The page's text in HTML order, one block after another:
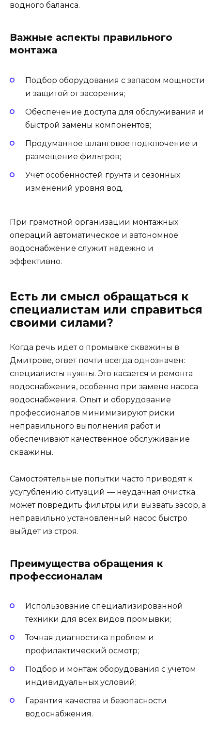
водного баланса.
Важные аспекты правильного
монтажа
Подбор оборудования с запасом мощности
и защитой от засорения;
Обеспечение доступа для обслуживания и
быстрой замены компонентов;
Продуманное шланговое подключение и
размещение фильтров;
Учёт особенностей грунта и сезонных
изменений уровня вод.
При грамотной организации монтажных
операций автоматическое и автономное
водоснабжение служит надежно и
эффективно.
Есть ли смысл обращаться к
специалистам или справиться
своими силами?
Когда речь идет о промывке скважины в
Дмитрове, ответ почти всегда однозначен:
специалисты нужны. Это касается и ремонта
водоснабжения, особенно при замене насоса
водоснабжения. Опыт и оборудование
профессионалов минимизируют риски
неправильного выполнения работ и
обеспечивают качественное обслуживание
скважины.
Самостоятельные попытки часто приводят к
усугублению ситуаций — неудачная очистка
может повредить фильтры или вызвать засор, а
неправильно установленный насос быстро
выйдет из строя.
Преимущества обращения к
профессионалам
Использование специализированной
техники для всех видов промывки;
Точная диагностика проблем и
профилактический осмотр;
Подбор и монтаж оборудования с учетом
индивидуальных условий;
Гарантия качества и безопасности
водоснабжения.